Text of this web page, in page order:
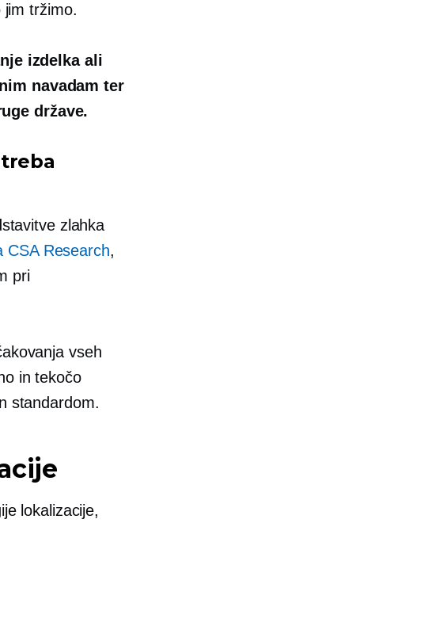
jim tržimo.
izdelka ali
navadam ter
države.
zlahka
CSA Research,
pri
vseh
in tekočo
standardom.
lokalizacije,